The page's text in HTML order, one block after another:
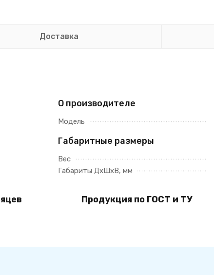
Доставка
О производителе
Модель
Габаритные размеры
Вес
Габариты ДхШхВ, мм
Продукция по ГОСТ и ТУ